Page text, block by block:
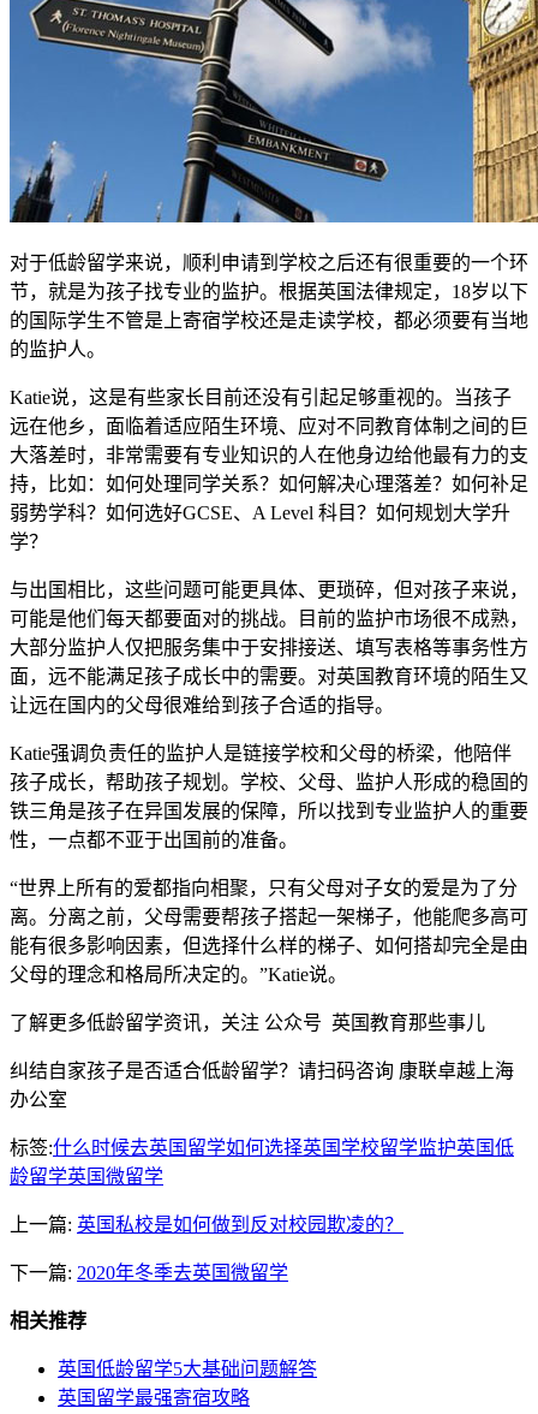
对于低龄留学来说，顺利申请到学校之后还有很重要的一个环
节，就是为孩子找专业的监护。根据英国法律规定，18岁以下
的国际学生不管是上寄宿学校还是走读学校，都必须要有当地
的监护人。
Katie说，这是有些家长目前还没有引起足够重视的。当孩子
远在他乡，面临着适应陌生环境、应对不同教育体制之间的巨
大落差时，非常需要有专业知识的人在他身边给他最有力的支
持，比如：如何处理同学关系？如何解决心理落差？如何补足
弱势学科？如何选好GCSE、A Level 科目？如何规划大学升
学？
与出国相比，这些问题可能更具体、更琐碎，但对孩子来说，
可能是他们每天都要面对的挑战。目前的监护市场很不成熟，
大部分监护人仅把服务集中于安排接送、填写表格等事务性方
面，远不能满足孩子成长中的需要。对英国教育环境的陌生又
让远在国内的父母很难给到孩子合适的指导。
Katie强调负责任的监护人是链接学校和父母的桥梁，他陪伴
孩子成长，帮助孩子规划。学校、父母、监护人形成的稳固的
铁三角是孩子在异国发展的保障，所以找到专业监护人的重要
性，一点都不亚于出国前的准备。
“世界上所有的爱都指向相聚，只有父母对子女的爱是为了分
离。分离之前，父母需要帮孩子搭起一架梯子，他能爬多高可
能有很多影响因素，但选择什么样的梯子、如何搭却完全是由
父母的理念和格局所决定的。”Katie说。
了解更多低龄留学资讯，关注 公众号 英国教育那些事儿
纠结自家孩子是否适合低龄留学？请扫码咨询 康联卓越上海
办公室
标签:什么时候去英国留学如何选择英国学校留学监护英国低
龄留学英国微留学
上一篇: 英国私校是如何做到反对校园欺凌的？
下一篇: 2020年冬季去英国微留学
相关推荐
英国低龄留学5大基础问题解答
英国留学最强寄宿攻略